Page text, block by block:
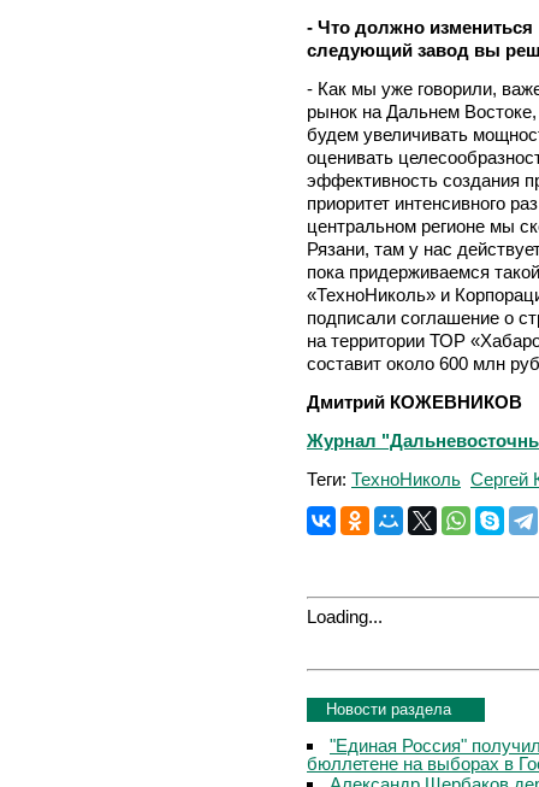
- Что должно
следующий завод вы
- Как мы уже говорили,
рынок на Дальнем
будем увеличивать
оценивать
эффективность создания
приоритет интенсивного
центральном регионе мы
Рязани, там у нас
пока придерживаемся
«ТехноНиколь» и
подписали соглашение о
на территории ТОР
составит около 600 млн
Дмитрий КОЖЕВНИКОВ
Журнал
Теги: ТехноНиколь Сергей
Loading...
Новости раздела
"Единая Россия"
бюллетене на выборах в